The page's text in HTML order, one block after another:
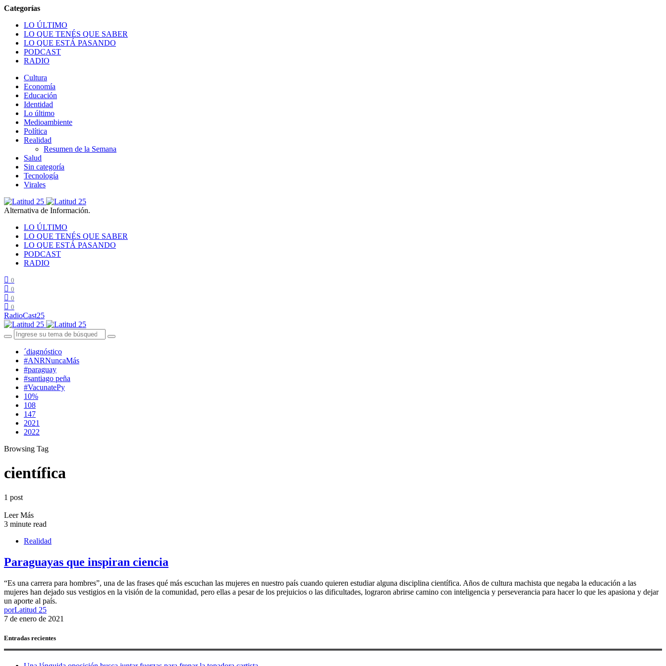
LO ÚLTIMO
LO QUE TENÉS QUE SABER
LO QUE ESTÁ PASANDO
PODCAST
RADIO
Cultura
Economía
Educación
Identidad
Lo último
Medioambiente
Política
Realidad
Resumen de la Semana
Salud
Sin categoría
Tecnología
Virales
Alternativa de Información.
LO ÚLTIMO
LO QUE TENÉS QUE SABER
LO QUE ESTÁ PASANDO
PODCAST
RADIO
0
0
0
0
RadioCast25
´diagnóstico
#ANRNuncaMás
#paraguay
#santiago peña
#VacunatePy
10%
108
147
2021
2022
Browsing Tag
científica
1 post
Leer Más
3 minute read
Realidad
Paraguayas que inspiran ciencia
“Es una carrera para hombres”, una de las frases qué más escuchan las mujeres en nuestro país cuando quieren estudiar alguna disciplina científica. Años de cultura machista que negaba la educación a las
mujeres han dejado sus vestigios en la visión de la comunidad, pero ellas a pesar de los prejuicios o las dificultades, lograron abrirse camino con inteligencia y perseverancia para hacer lo que les apasiona y dejar
un aporte al país.
porLatitud 25
7 de enero de 2021
Entradas recientes